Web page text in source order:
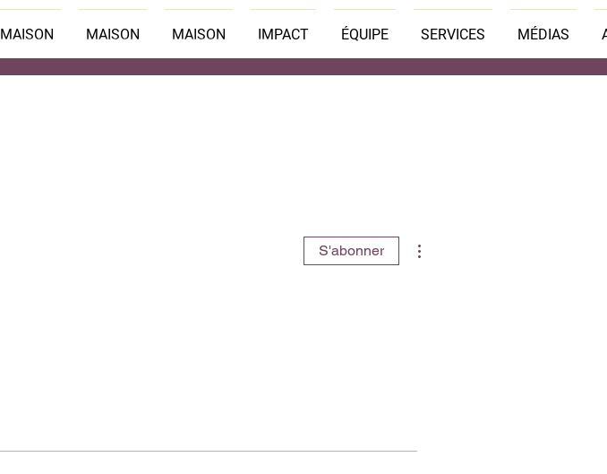
MAISON MAISON MAISON IMPACT ÉQUIPE SERVICES MÉDIAS
S'abonner